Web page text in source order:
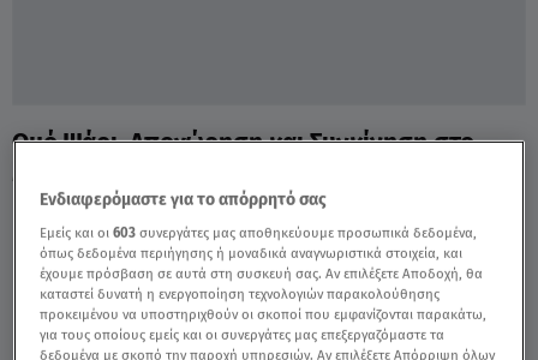
Ωμό Ψάρι, Αποχώρηση και Συγκίνηση στο
MasterChef - Video
Ενδιαφερόμαστε για το απόρρητό σας
Εμείς και οι603 συνεργάτες μας αποθηκεύουμε προσωπικά δεδομένα,
όπως δεδομένα περιήγησης ή μοναδικά αναγνωριστικά στοιχεία, και
έχουμε πρόσβαση σε αυτά στη συσκευή σας. Αν επιλέξετε Αποδοχή, θα
καταστεί δυνατή η ενεργοποίηση τεχνολογιών παρακολούθησης
προκειμένου να υποστηριχθούν οι σκοποί που εμφανίζονται παρακάτω,
για τους οποίους εμείς και οι συνεργάτες μας επεξεργαζόμαστε τα
δεδομένα με σκοπό την παροχή υπηρεσιών. Αν επιλέξετε Απόρριψη όλων